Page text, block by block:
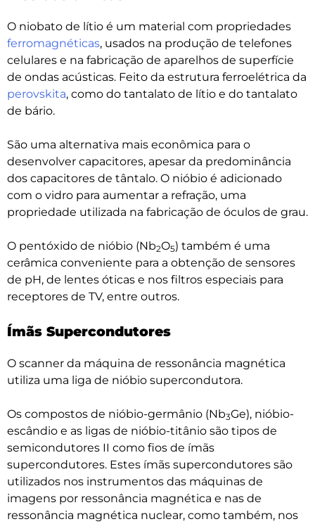
O niobato de lítio é um material com propriedades
ferromagnéticas, usados na produção de telefones
celulares e na fabricação de aparelhos de superfície
de ondas acústicas. Feito da estrutura ferroelétrica da
perovskita, como do tantalato de lítio e do tantalato
de bário.
São uma alternativa mais econômica para o
desenvolver capacitores, apesar da predominância
dos capacitores de tântalo. O nióbio é adicionado
com o vidro para aumentar a refração, uma
propriedade utilizada na fabricação de óculos de grau.
O pentóxido de nióbio (Nb2O5) também é uma
cerâmica conveniente para a obtenção de sensores
de pH, de lentes óticas e nos filtros especiais para
receptores de TV, entre outros.
Ímãs Supercondutores
O scanner da máquina de ressonância magnética
utiliza uma liga de nióbio supercondutora.
Os compostos de nióbio-germânio (Nb3Ge), nióbio-
escândio e as ligas de nióbio-titânio são tipos de
semicondutores II como fios de ímãs
supercondutores. Estes ímãs supercondutores são
utilizados nos instrumentos das máquinas de
imagens por ressonância magnética e nas de
ressonância magnética nuclear, como também, nos